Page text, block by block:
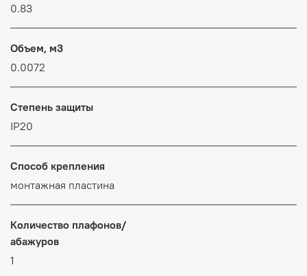
0.83
Объем, м3
0.0072
Степень защиты
IP20
Способ крепления
монтажная пластина
Количество плафонов/
абажуров
1